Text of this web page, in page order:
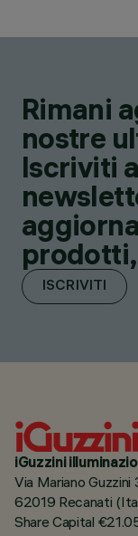
Rimani
nostre
Iscriviti
ISCRIVITI
iGuzzini
Via Mariano Guzzini
62019 Recanati
Share Capital